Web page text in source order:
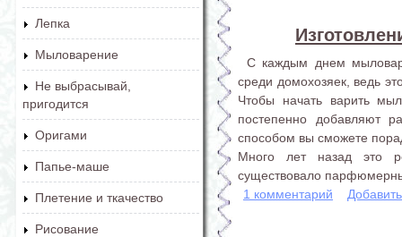
Лепка
Мыловарение
Не выбрасывай,
пригодится
Оригами
Папье-маше
Плетение и ткачество
Рисование
С каждым днем
среди домохозяек, ведь
Чтобы начать варить
постепенно добавляют
способом вы сможете
Много лет назад это
существовало
1 комментарий